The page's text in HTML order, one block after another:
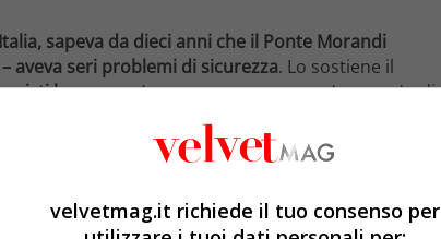
sapeva da dieci anni che il Ponte Morandi
aveva seri problemi di sicurezza. Lo sostiene il
hanno avuto accesso a un rapporto segretodi
dell’azienda.
rendere pubblico il rapporto e hanno affermato
velvetmag.it richiede il tuo consenso per